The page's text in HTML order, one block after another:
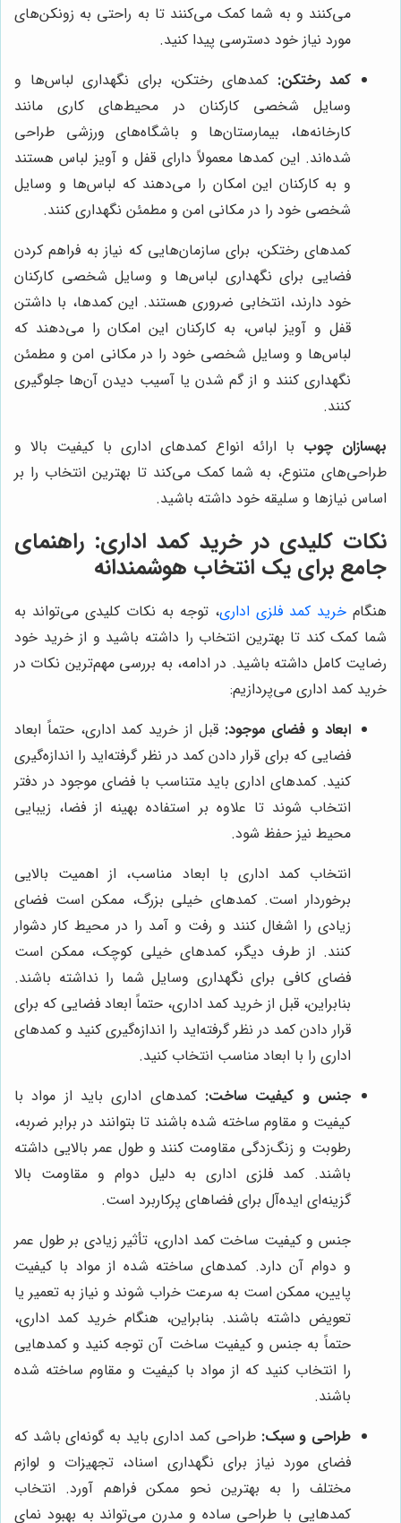
می‌کنند و به شما کمک می‌کنند تا به راحتی به زونکن‌های
مورد نیاز خود دسترسی پیدا کنید.
کمد رختکن: کمدهای رختکن، برای نگهداری لباس‌ها و
وسایل شخصی کارکنان در محیط‌های کاری مانند
کارخانه‌ها، بیمارستان‌ها و باشگاه‌های ورزشی طراحی
شده‌اند. این کمدها معمولاً دارای قفل و آویز لباس هستند
و به کارکنان این امکان را می‌دهند که لباس‌ها و وسایل
شخصی خود را در مکانی امن و مطمئن نگهداری کنند.
کمدهای رختکن، برای سازمان‌هایی که نیاز به فراهم کردن
فضایی برای نگهداری لباس‌ها و وسایل شخصی کارکنان
خود دارند، انتخابی ضروری هستند. این کمدها، با داشتن
قفل و آویز لباس، به کارکنان این امکان را می‌دهند که
لباس‌ها و وسایل شخصی خود را در مکانی امن و مطمئن
نگهداری کنند و از گم شدن یا آسیب دیدن آن‌ها جلوگیری
کنند.
بهسازان چوب با ارائه انواع کمدهای اداری با کیفیت بالا و
طراحی‌های متنوع، به شما کمک می‌کند تا بهترین انتخاب را بر
اساس نیازها و سلیقه خود داشته باشید.
نکات کلیدی در خرید کمد اداری: راهنمای
جامع برای یک انتخاب هوشمندانه
هنگام خرید کمد فلزی اداری، توجه به نکات کلیدی می‌تواند به
شما کمک کند تا بهترین انتخاب را داشته باشید و از خرید خود
رضایت کامل داشته باشید. در ادامه، به بررسی مهم‌ترین نکات در
خرید کمد اداری می‌پردازیم:
ابعاد و فضای موجود: قبل از خرید کمد اداری، حتماً ابعاد
فضایی که برای قرار دادن کمد در نظر گرفته‌اید را اندازه‌گیری
کنید. کمدهای اداری باید متناسب با فضای موجود در دفتر
انتخاب شوند تا علاوه بر استفاده بهینه از فضا، زیبایی
محیط نیز حفظ شود.
انتخاب کمد اداری با ابعاد مناسب، از اهمیت بالایی
برخوردار است. کمدهای خیلی بزرگ، ممکن است فضای
زیادی را اشغال کنند و رفت و آمد را در محیط کار دشوار
کنند. از طرف دیگر، کمدهای خیلی کوچک، ممکن است
فضای کافی برای نگهداری وسایل شما را نداشته باشند.
بنابراین، قبل از خرید کمد اداری، حتماً ابعاد فضایی که برای
قرار دادن کمد در نظر گرفته‌اید را اندازه‌گیری کنید و کمدهای
اداری را با ابعاد مناسب انتخاب کنید.
جنس و کیفیت ساخت: کمدهای اداری باید از مواد با
کیفیت و مقاوم ساخته شده باشند تا بتوانند در برابر ضربه،
رطوبت و زنگ‌زدگی مقاومت کنند و طول عمر بالایی داشته
باشند. کمد فلزی اداری به دلیل دوام و مقاومت بالا
گزینه‌ای ایده‌آل برای فضاهای پرکاربرد است.
جنس و کیفیت ساخت کمد اداری، تأثیر زیادی بر طول عمر
و دوام آن دارد. کمدهای ساخته شده از مواد با کیفیت
پایین، ممکن است به سرعت خراب شوند و نیاز به تعمیر یا
تعویض داشته باشند. بنابراین، هنگام خرید کمد اداری،
حتماً به جنس و کیفیت ساخت آن توجه کنید و کمدهایی
را انتخاب کنید که از مواد با کیفیت و مقاوم ساخته شده
باشند.
طراحی و سبک: طراحی کمد اداری باید به گونه‌ای باشد که
فضای مورد نیاز برای نگهداری اسناد، تجهیزات و لوازم
مختلف را به بهترین نحو ممکن فراهم آورد. انتخاب
کمدهایی با طراحی ساده و مدرن می‌تواند به بهبود نمای